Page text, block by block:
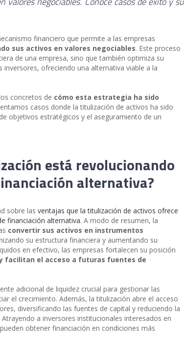
financiero que permite a las empresas
sus activos en valores negociables. Este proceso
de una empresa, sino que también optimiza su
inversores, ofreciendo una alternativa viable a la
concretos de cómo esta estrategia ha sido
casos donde la titulización de activos ha sido
objetivos estratégicos y el aseguramiento de un
está revolucionando
alternativa?
sobre las ventajas que la titulización de activos ofrece
financiación alternativa. A modo de resumen, la
convertir sus activos en instrumentos
su estructura financiera y aumentando su
en efectivo, las empresas fortalecen su posición
facilitan el acceso a futuras fuentes de
adicional de liquidez crucial para gestionar las
el crecimiento. Además, la titulización abre el acceso
diversificando las fuentes de capital y reduciendo la
a inversores institucionales interesados en
obtener financiación en condiciones más